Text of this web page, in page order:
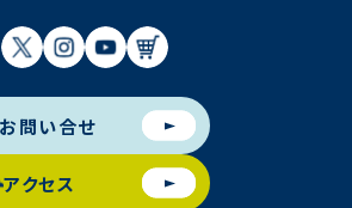
お問い合せ
アクセス